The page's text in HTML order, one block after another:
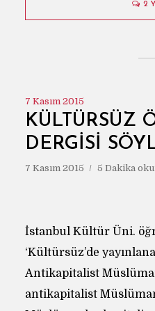
2
7 Kasım 2015
KÜLTÜRSÜZ
DERGISI
7 Kasım 2015 5 Dakika
İstanbul Kültür Üni.
‘Kültürsüz’de
Antikapitalist
antikapitalist